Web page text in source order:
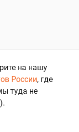
на нашу
России, где
туда не